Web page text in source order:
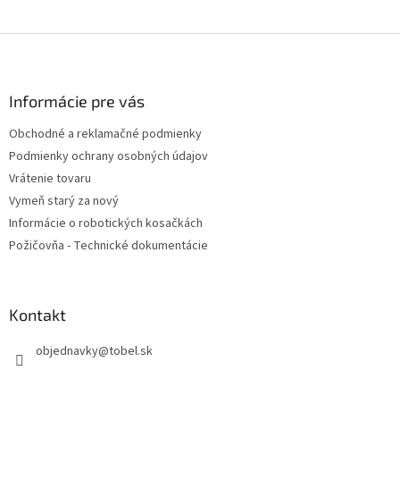
Informácie pre vás
Obchodné a reklamačné podmienky
Podmienky ochrany osobných údajov
Vrátenie tovaru
Vymeň starý za nový
Informácie o robotických kosačkách
Požičovňa - Technické dokumentácie
Kontakt
objednavky@tobel.sk